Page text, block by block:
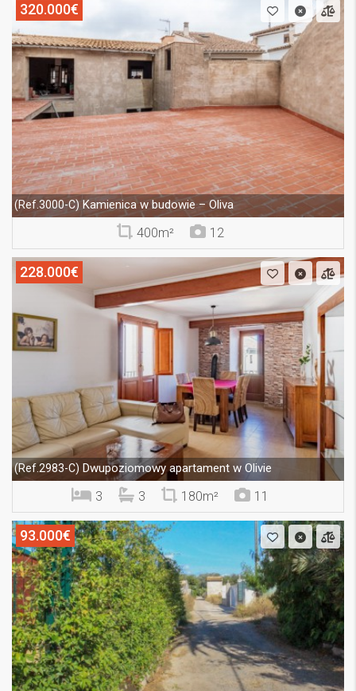
320.000€
(Ref.3000-C) Kamienica w budowie – Oliva
400m² 12
228.000€
(Ref.2983-C) Dwupoziomowy apartament w Olivie
3 3 180m² 11
93.000€